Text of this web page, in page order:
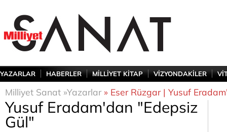
YAZARLAR HABERLER MİLLİYET KİTAP VİZYONDAKİLER
Milliyet Sanat »Yazarlar» Eser Rüzgar | Yusuf
Yusuf Eradam'dan "Edepsiz
Gül"